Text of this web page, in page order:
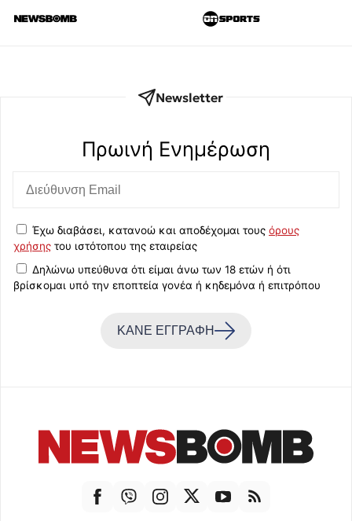
Newsletter
Πρωινή Eνημέρωση
Έχω διαβάσει, κατανοώ και αποδέχομαι τους όρους
χρήσης του ιστότοπου της εταιρείας
Δηλώνω υπεύθυνα ότι είμαι άνω των 18 ετών ή ότι
βρίσκομαι υπό την εποπτεία γονέα ή κηδεμόνα ή επιτρόπου
ΚΑΝΕ ΕΓΓΡΑΦΗ